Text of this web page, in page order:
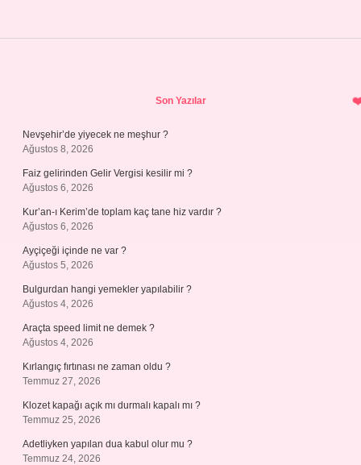
Son Yazılar
Nevşehir’de yiyecek ne meşhur ?
Ağustos 8, 2026
Faiz gelirinden Gelir Vergisi kesilir mi ?
Ağustos 6, 2026
Kur’an-ı Kerim’de toplam kaç tane hiz vardır ?
Ağustos 6, 2026
Ayçiçeği içinde ne var ?
Ağustos 5, 2026
Bulgurdan hangi yemekler yapılabilir ?
Ağustos 4, 2026
Araçta speed limit ne demek ?
Ağustos 4, 2026
Kırlangıç fırtınası ne zaman oldu ?
Temmuz 27, 2026
Klozet kapağı açık mı durmalı kapalı mı ?
Temmuz 25, 2026
Adetliyken yapılan dua kabul olur mu ?
Temmuz 24, 2026